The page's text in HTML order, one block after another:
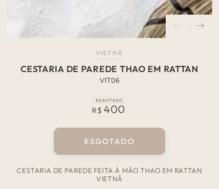
VIETNÃ
CESTARIA DE PAREDE THAO EM RATTAN
VIT06
Preço
R$ 400
ESGOTADO
ESGOTADO
CESTARIA DE PAREDE FEITA À MÃO THAO EM RATTAN
VIETNÃ